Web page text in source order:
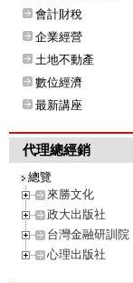
會計財稅
企業經營
土地不動產
數位經濟
最新講座
代理總經銷
總覽
來勝文化
政大出版社
台灣金融研訓院
心理出版社